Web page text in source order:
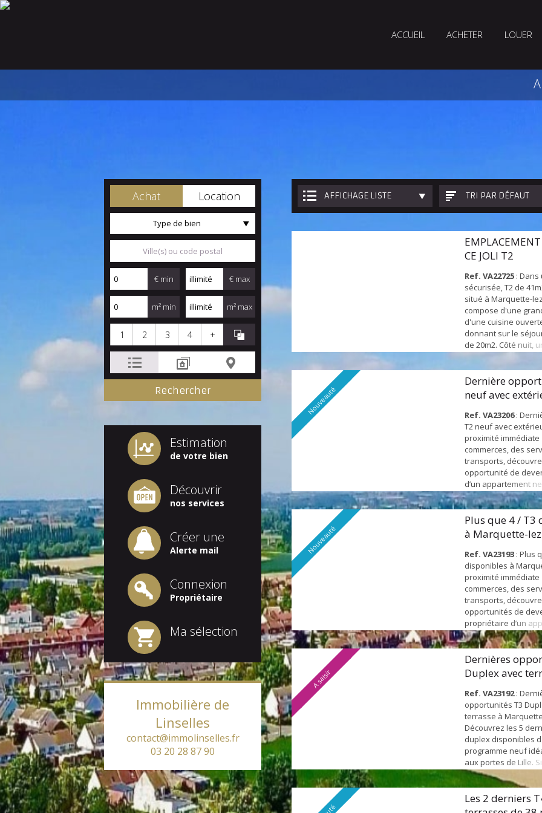
ACCUEIL ACHETER LOUER
Achat Location
Type de bien
€ min € max
m² min m² max
1 2 3 4 +
Estimation
de votre bien
Découvrir
nos services
Créer une
Alerte mail
Connexion
Propriétaire
Ma sélection
Immobilière de
Linselles
contact@immolinselles.fr
03 20 28 87 90
AFFICHAGE LISTE TRI PAR DÉFAUT
CE JOLI T2
Ref. VA22725 :
sécurisée, T2 de
situé à Marquette-
compose d'une
d'une cuisine
donnant sur le
de 20m2. Côté nuit,
chambre de plus de
grande salle de
compléter ce bien,
et une place de
dessous de
proximité des...
Nouveauté
Dernière
neuf avec
Ref. VA23206:
T2 neuf avec
proximité immédiate
commerces, des
transports,
opportunité de
d’un appartement
environnement
au quotidien. D’une
m², cet appartement
son agencement
pièce de vie
Nouveauté
Plus que 4 / T3
à Marquette-
Ref. VA23193 : Plus
disponibles à
proximité immédiate
commerces, des
transports,
opportunités de
propriétaire d’un
dans un
agréable au
superficie d’environ
appartements T3
agencement
pièce de vie de près
A saisir
Dernières
Duplex avec
Marque...
Ref. VA23192:
opportunités T3
terrasse à
Découvrez les 5
duplex disponibles
programme neuf
aux portes de Lille.
étages, ces
une organisation
recherchée avec les
au premier niveau et
Les 2 derniers